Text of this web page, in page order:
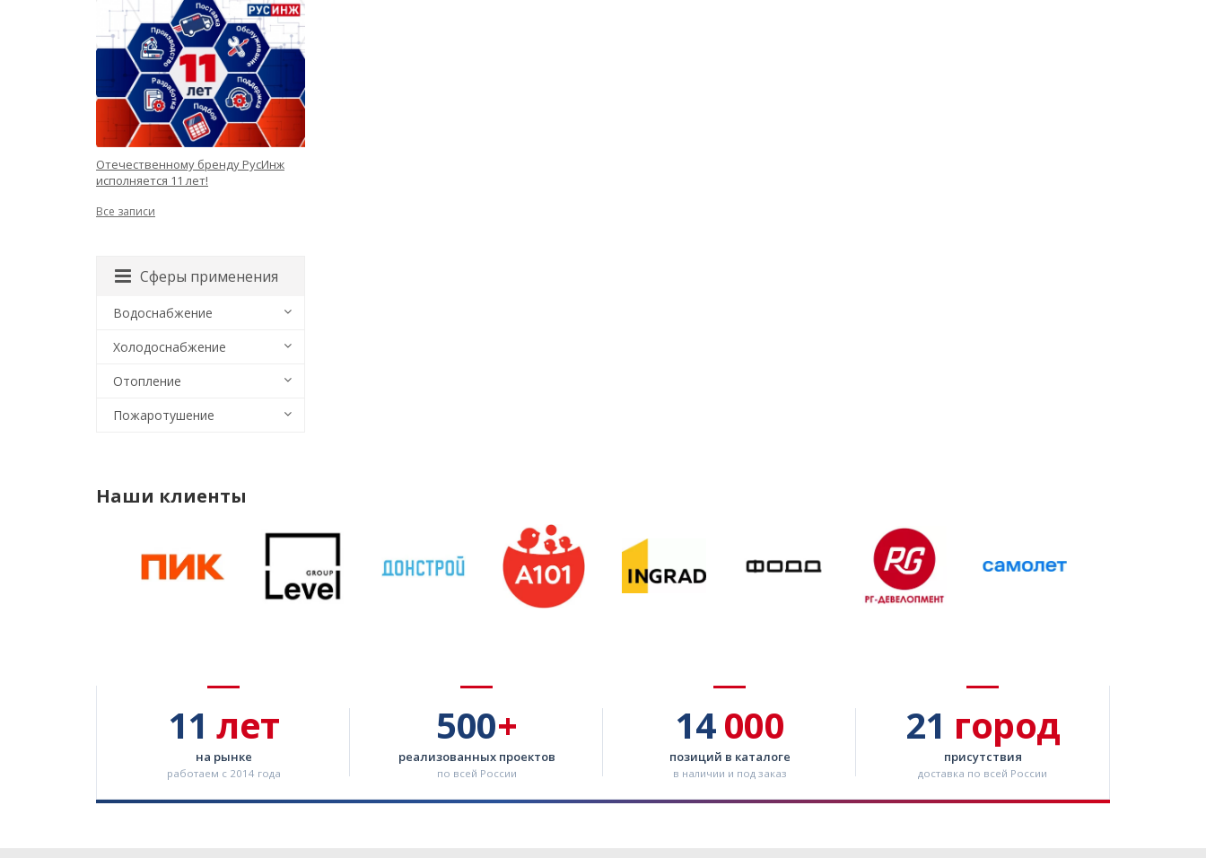
Отечественному бренду РусИнж
исполняется 11 лет!
Все записи
Сферы применения
Водоснабжение
Холодоснабжение
Отопление
Пожаротушение
Наши клиенты
11 лет
на рынке
работаем с 2014 года
500+
реализованных проектов
по всей России
14000
позиций в каталоге
в наличии и под заказ
21 город
присутствия
доставка по всей России